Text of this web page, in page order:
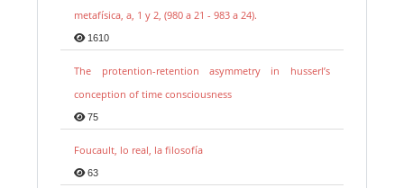
metafísica, a, 1 y 2, (980 a 21 - 983 a 24).
1610
The protention-retention asymmetry in husserl’s
conception of time consciousness
75
Foucault, lo real, la filosofía
63